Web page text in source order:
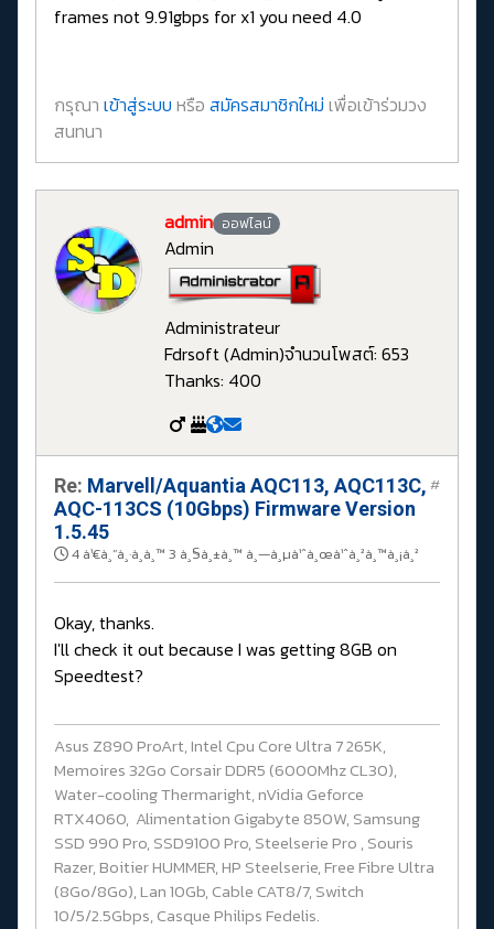
frames not 9.91gbps for x1 you need 4.0
กรุณา เข้าสู่ระบบ หรือ สมัครสมาชิกใหม่ เพื่อเข้าร่วมวง
สนทนา
admin ออฟไลน์
Admin
Administrateur
Fdrsoft (Admin)จำนวนโพสต์: 653
Thanks: 400
Re: Marvell/Aquantia AQC113, AQC113C,
AQC-113CS (10Gbps) Firmware Version
1.5.45
4 à¹€à¸”à¸·à¸­à¸™ 3 à¸§à¸±à¸™ à¸—à¸µà¹ˆà¸œà¹ˆà¸²à¸™à¸¡à¸²
#
Okay, thanks.
I'll check it out because I was getting 8GB on
Speedtest?
Asus Z890 ProArt, Intel Cpu Core Ultra 7 265K,
Memoires 32Go Corsair DDR5 (6000Mhz CL30),
Water-cooling Thermaright, nVidia Geforce
RTX4060, Alimentation Gigabyte 850W, Samsung
SSD 990 Pro, SSD9100 Pro, Steelserie Pro , Souris
Razer, Boitier HUMMER, HP Steelserie, Free Fibre Ultra
(8Go/8Go), Lan 10Gb, Cable CAT8/7, Switch
10/5/2.5Gbps, Casque Philips Fedelis.